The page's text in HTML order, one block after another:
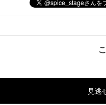
見逃